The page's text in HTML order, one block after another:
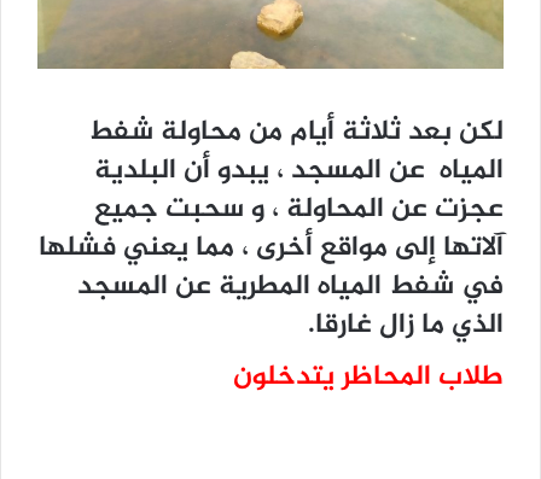
لكن بعد ثلاثة أيام من محاولة شفط
المياه عن المسجد ، يبدو أن البلدية
عجزت عن المحاولة ، و سحبت جميع
آلاتها إلى مواقع أخرى ، مما يعني فشلها
في شفط المياه المطرية عن المسجد
الذي ما زال غارقا.
طلاب المحاظر يتدخلون